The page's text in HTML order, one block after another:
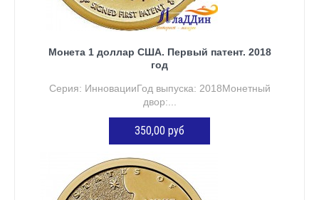
Монета 1 доллар США. Первый патент. 2018
год
Серия: ИнновацииГод выпуска: 2018Монетный
двор:...
350,00 руб
ДОБАВИТЬ В КОРЗИНУ